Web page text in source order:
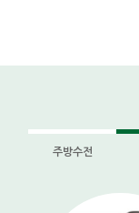
주방수전